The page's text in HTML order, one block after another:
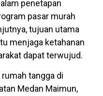
penetapan
pasar murah
tujuan utama
menjaga ketahanan
dapat terwujud.
tangga di
Medan Maimun,